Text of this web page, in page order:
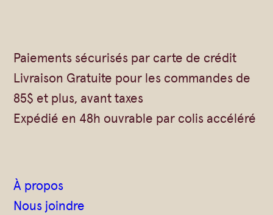
Paiements sécurisés par carte de crédit
Livraison Gratuite pour les commandes de
85$ et plus, avant taxes
Expédié en 48h ouvrable par colis accéléré
À propos
Nous joindre